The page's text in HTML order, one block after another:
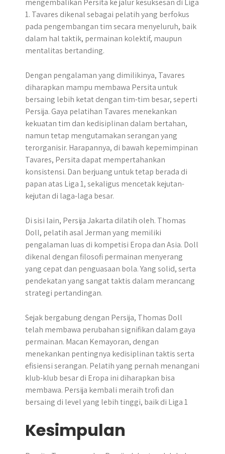
mengembalikan Persita ke jalur kesuksesan di Liga
1. Tavares dikenal sebagai pelatih yang berfokus
pada pengembangan tim secara menyeluruh, baik
dalam hal taktik, permainan kolektif, maupun
mentalitas bertanding.
Dengan pengalaman yang dimilikinya, Tavares
diharapkan mampu membawa Persita untuk
bersaing lebih ketat dengan tim-tim besar, seperti
Persija. Gaya pelatihan Tavares menekankan
kekuatan tim dan kedisiplinan dalam bertahan,
namun tetap mengutamakan serangan yang
terorganisir. Harapannya, di bawah kepemimpinan
Tavares, Persita dapat mempertahankan
konsistensi. Dan berjuang untuk tetap berada di
papan atas Liga 1, sekaligus mencetak kejutan-
kejutan di laga-laga besar.
Di sisi lain, Persija Jakarta dilatih oleh. Thomas
Doll, pelatih asal Jerman yang memiliki
pengalaman luas di kompetisi Eropa dan Asia. Doll
dikenal dengan filosofi permainan menyerang
yang cepat dan penguasaan bola. Yang solid, serta
pendekatan yang sangat taktis dalam merancang
strategi pertandingan.
Sejak bergabung dengan Persija, Thomas Doll
telah membawa perubahan signifikan dalam gaya
permainan. Macan Kemayoran, dengan
menekankan pentingnya kedisiplinan taktis serta
efisiensi serangan. Pelatih yang pernah menangani
klub-klub besar di Eropa ini diharapkan bisa
membawa. Persija kembali meraih trofi dan
bersaing di level yang lebih tinggi, baik di Liga 1
Kesimpulan